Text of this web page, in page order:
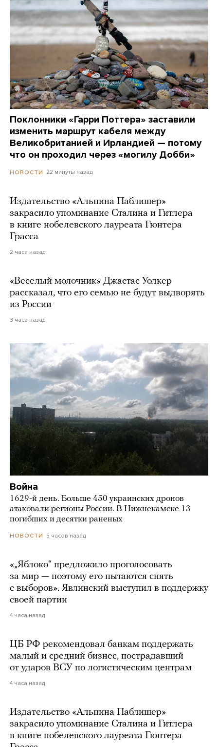
Поклонники «Гарри Поттера» заставили
изменить маршрут кабеля между
Великобританией и Ирландией — потому
что он проходил через «могилу Добби»
НОВОСТИ 22 минуты назад
Издательство «Альпина Паблишер»
закрасило упоминание Сталина и Гитлера
в книге нобелевского лауреата Гюнтера
Грасса
2 часа назад
«Веселый молочник» Джастас Уолкер
рассказал, что его семью не будут выдворять
из России
3 часа назад
Война
1629-й день. Больше 450 украинских дронов
атаковали регионы России. В Нижнекамске 13
погибших и десятки раненых
НОВОСТИ 5 часов назад
«„Яблоко“ предложило проголосовать
за мир — поэтому его пытаются снять
с выборов». Явлинский выступил в поддержку
своей партии
4 часа назад
ЦБ РФ рекомендовал банкам поддержать
малый и средний бизнес, пострадавший
от ударов ВСУ по логистическим центрам
4 часа назад
Издательство «Альпина Паблишер»
закрасило упоминание Сталина и Гитлера
в книге нобелевского лауреата Гюнтера